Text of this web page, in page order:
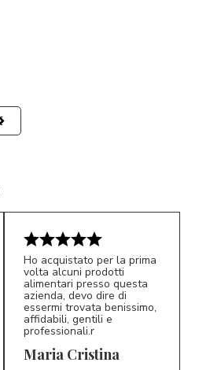
MC 5/5
Ho acquistato per la prima
volta alcuni prodotti
alimentari presso questa
azienda, devo dire di
essermi trovata benissimo,
affidabili, gentili e
professionali.r
Maria Cristina